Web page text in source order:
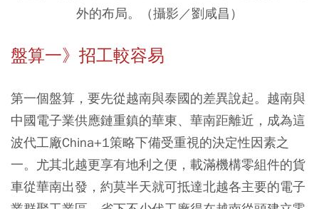
外的布局。（攝影／劉咸昌）
盤算一》招工較容易
第一個盤算，要先從越南與泰國的差異說起。越南與
中國電子業供應鏈重鎮的華東、華南距離近，成為這
波代工廠China+1策略下備受重視的決定性因素之
一。尤其北越更享有地利之便，載滿機構零組件的貨
車從華南出發，約莫半天就可抵達北越各主要的電子